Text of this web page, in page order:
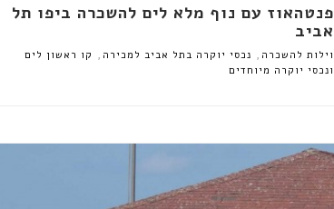
פנטהאוז עם נוף מלא לים להשכרה ביפו תל
אביב
וילות להשכרה , נכסי יוקרה בתל אביב למכירה , קו ראשון לים
ונכסי יוקרה מיוחדים